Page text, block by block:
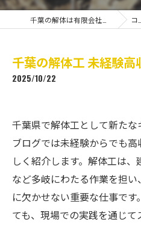
コラム
千葉の解体工 未経験高
2025/10/22
千葉県で解体工として新た
ブログでは未経験からでも
しく紹介します。解体工は
など多岐にわたる作業を担
に欠かせない重要な仕事で
ても、現場での実践を通じ